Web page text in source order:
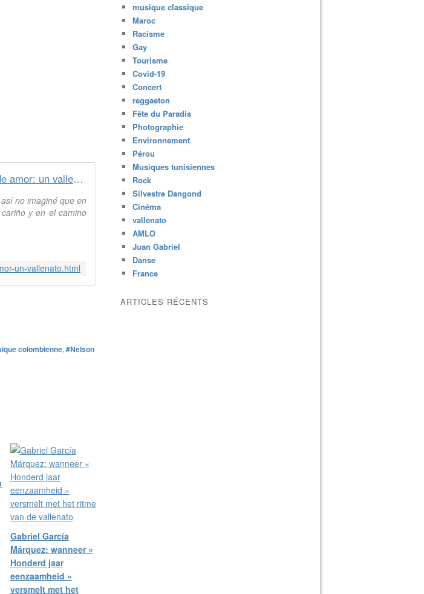
Historia de amor: un vallenato - Last Night in Orient
no imaginé que en
y en el camino
un-vallenato.html
colombienne, #Nelson
Gabriel García
Márquez: wanneer «
Honderd jaar
eenzaamheid »
versmelt met het
musique classique
Maroc
Racisme
Gay
Tourisme
Covid-19
Concert
reggaeton
Fête du Paradis
Photographie
Environnement
Pérou
Musiques tunisiennes
Rock
Silvestre Dangond
Cinéma
vallenato
AMLO
Juan Gabriel
Danse
France
ARTICLES RÉCENTS